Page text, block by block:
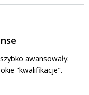
awansowały.
"kwalifikacje".